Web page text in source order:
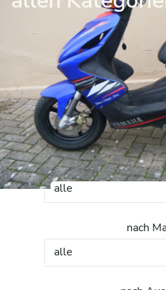
auswählen –
Kontakt
Motorräder und
nach
alle
nach
alle